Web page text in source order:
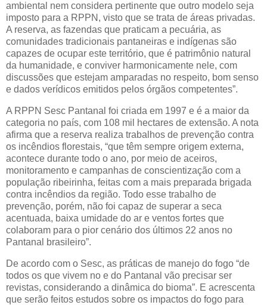
ambiental nem considera pertinente que outro modelo seja
imposto para a RPPN, visto que se trata de áreas privadas.
A reserva, as fazendas que praticam a pecuária, as
comunidades tradicionais pantaneiras e indígenas são
capazes de ocupar este território, que é patrimônio natural
da humanidade, e conviver harmonicamente nele, com
discussões que estejam amparadas no respeito, bom senso
e dados verídicos emitidos pelos órgãos competentes”.
A RPPN Sesc Pantanal foi criada em 1997 e é a maior da
categoria no país, com 108 mil hectares de extensão. A nota
afirma que a reserva realiza trabalhos de prevenção contra
os incêndios florestais, “que têm sempre origem externa,
acontece durante todo o ano, por meio de aceiros,
monitoramento e campanhas de conscientização com a
população ribeirinha, feitas com a mais preparada brigada
contra incêndios da região. Todo esse trabalho de
prevenção, porém, não foi capaz de superar a seca
acentuada, baixa umidade do ar e ventos fortes que
colaboram para o pior cenário dos últimos 22 anos no
Pantanal brasileiro”.
De acordo com o Sesc, as práticas de manejo do fogo “de
todos os que vivem no e do Pantanal vão precisar ser
revistas, considerando a dinâmica do bioma”. E acrescenta
que serão feitos estudos sobre os impactos do fogo para